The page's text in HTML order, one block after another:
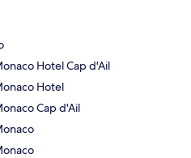
Hotel Cap d'Ail
Hotel
Cap d'Ail